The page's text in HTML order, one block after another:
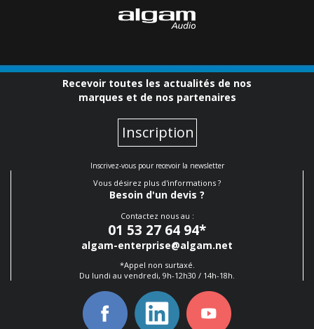
Recevoir toutes les actualités de nos
marques et de nos partenaires
Inscription
Inscrivez-vous pour recevoir la newsletter
Vous désirez plus d'informations ?
Besoin d'un devis ?
Contactez nous au :
01 53 27 64 94*
algam-enterprise@algam.net
*Appel non surtaxé.
Du lundi au vendredi, 9h-12h30 / 14h-18h.